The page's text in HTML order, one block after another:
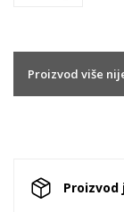
Proizvod više